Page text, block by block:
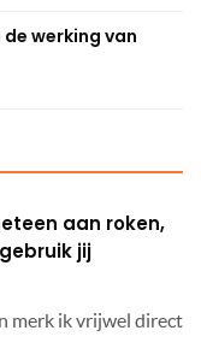
werking van
aan roken,
jij
merk ik vrijwel direct